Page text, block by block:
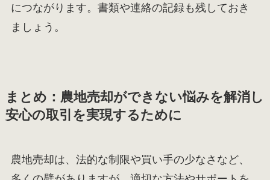
につながります。書類や連絡の記録も残しておき
ましょう。
まとめ：農地売却ができない悩みを解消し
安心の取引を実現するために
農地売却は、法的な制限や買い手の少なさなど、